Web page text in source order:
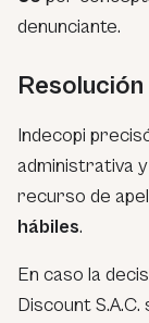
denunciante.
Indecopi
administrativa
recurso de
hábiles.
En caso la
Discount